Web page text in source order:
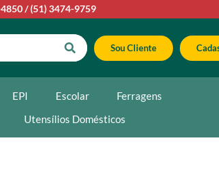
/(51) 3474-9759
Sou Cliente
EPI Escolar
Ferragens
Utensílios Domésticos